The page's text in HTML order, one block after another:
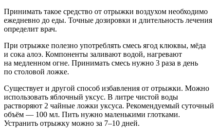
Принимать такое средство от отрыжки воздухом необходимо
ежедневно до еды. Точные дозировки и длительность лечения
определит врач.
При отрыжке полезно употреблять смесь ягод клюквы, мёда
и сока алоэ. Компоненты заливают водой, нагревают
на медленном огне. Принимать смесь нужно 3 раза в день
по столовой ложке.
Существует и другой способ избавления от отрыжки. Можно
использовать яблочный уксус. В литре чистой воды
растворяют 2 чайные ложки уксуса. Рекомендуемый суточный
объём — 100 мл. Пить нужно маленькими глотками.
Устранить отрыжку можно за 7–10 дней.